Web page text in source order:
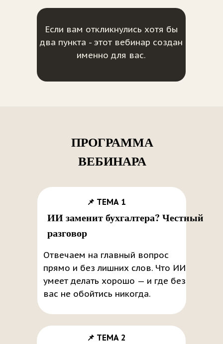
Если вам откликнулись хотя бы
два пункта - этот вебинар создан
именно для вас.
ПРОГРАММА
ВЕБИНАРА
📌 ТЕМА 1
📌 ТЕМА 2
ИИ заменит бухгалтера? Честный
разговор
Отвечаем на главный вопрос
прямо и без лишних слов. Что ИИ
умеет делать хорошо — и где без
вас не обойтись никогда.